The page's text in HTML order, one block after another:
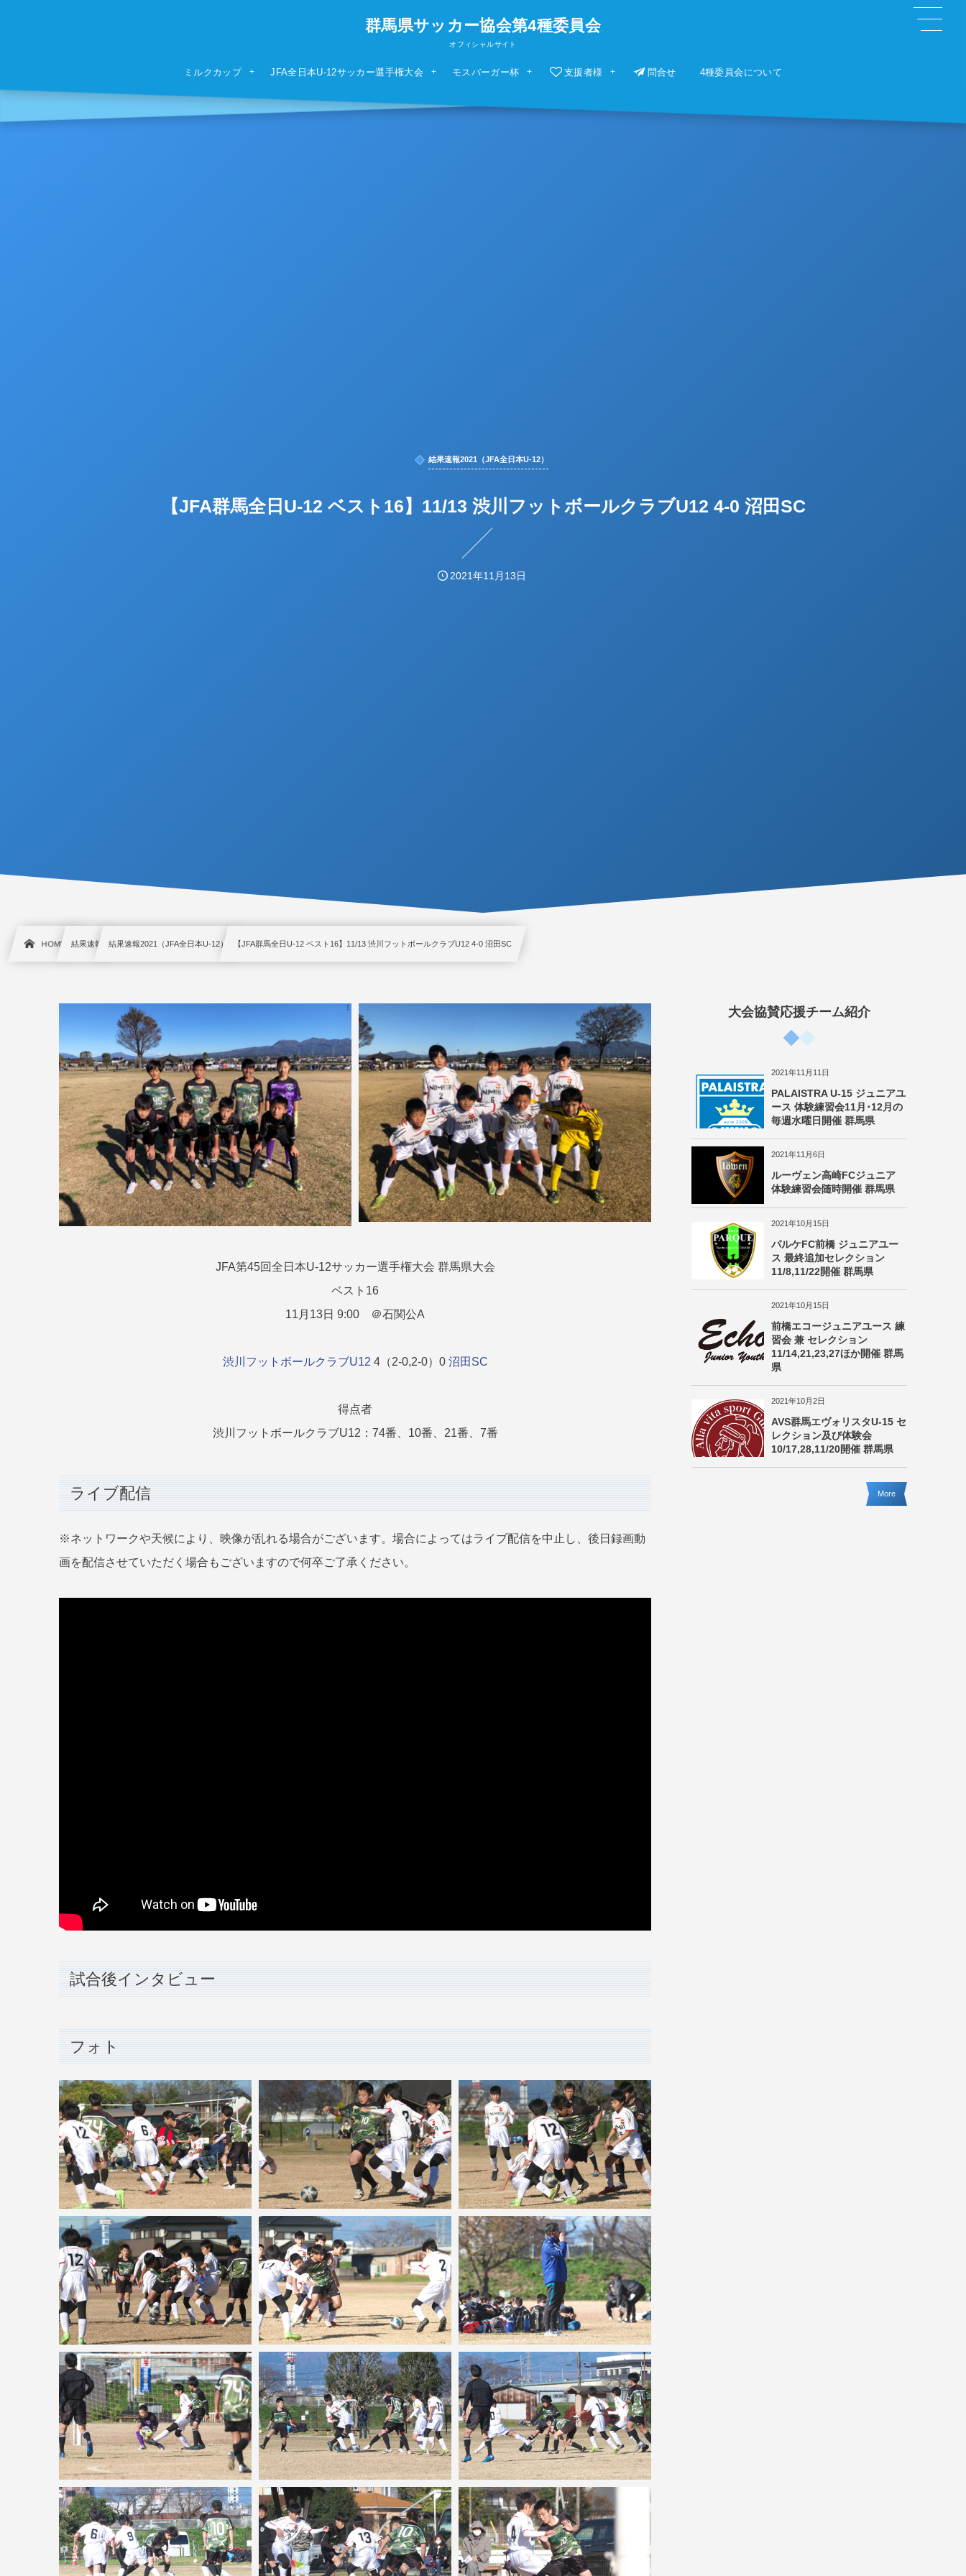
群馬県サッカー協会第4種委員会
オフィシャルサイト
ミルクカップ JFA全日本U-12サッカー選手権大会 モスバーガー杯 支援者様 問合せ 4種委員会について
結果速報2021（JFA全日本U-12）
【JFA群馬全日U-12 ベスト16】11/13 渋川フットボールクラブU12 4-0 沼田SC
2021年11月13日
HOME 結果速報 結果速報2021（JFA全日本U-12） 【JFA群馬全日U-12 ベスト16】11/13 渋川フットボールクラブU12 4-0 沼田SC
JFA第45回全日本U-12サッカー選手権大会 群馬県大会
ベスト16
11月13日 9:00 ＠石関公A
渋川フットボールクラブU12 4（2-0,2-0）0 沼田SC
得点者
渋川フットボールクラブU12：74番、10番、21番、7番
ライブ配信
※ネットワークや天候により、映像が乱れる場合がございます。場合によってはライブ配信を中止し、後日録画動
画を配信させていただく場合もございますので何卒ご了承ください。
試合後インタビュー
フォト
大会協賛応援チーム紹介
2021年11月11日
PALAISTRA U-15 ジュニアユ
ース 体験練習会11月･12月の
毎週水曜日開催 群馬県
2021年11月6日
ルーヴェン高崎FCジュニア
体験練習会随時開催 群馬県
2021年10月15日
パルケFC前橋 ジュニアユー
ス 最終追加セレクション
11/8,11/22開催 群馬県
2021年10月15日
前橋エコージュニアユース 練
習会 兼 セレクション
11/14,21,23,27ほか開催 群馬
県
2021年10月2日
AVS群馬エヴォリスタU-15 セ
レクション及び体験会
10/17,28,11/20開催 群馬県
More